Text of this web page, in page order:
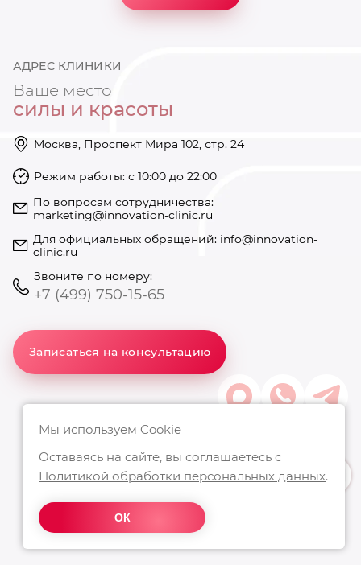
Режим работы: с 10:00 до 22:00
+74997501585
АДРЕС КЛИНИКИ
Ваше место
силы и красоты
Москва, Проспект Мира 102, стр. 24
Режим работы: с 10:00 до 22:00
По вопросам сотрудничества:
marketing@innovation-clinic.ru
Для официальных обращений: info@innovation-
clinic.ru
Звоните по номеру:
+7 (499) 750-15-65
Записаться на консультацию
Мы используем Cookie
Оставаясь на сайте, вы соглашаетесь с
Политикой обработки персональных данных.
ОК